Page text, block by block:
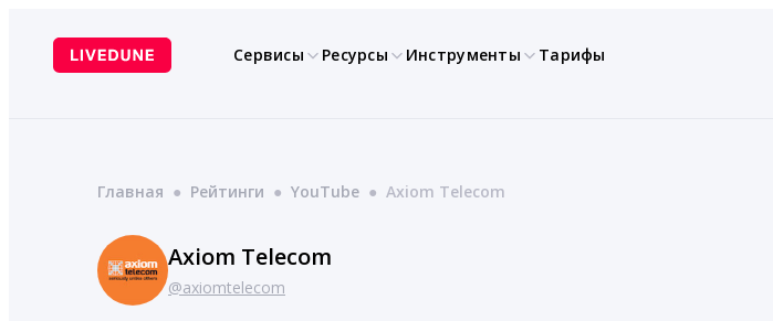
содержимому
Сервисы Ресурсы Инструменты Тарифы
Главная ● Рейтинги ● YouTube ● Axiom Telecom
Axiom Telecom
@axiomtelecom